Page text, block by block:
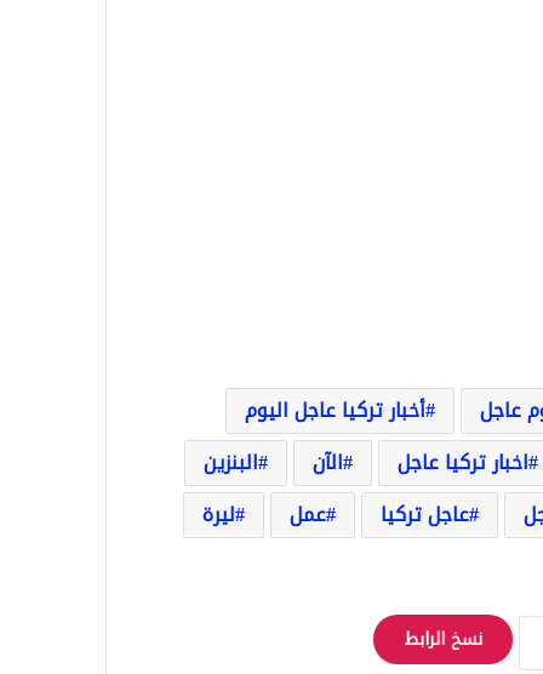
عاجل
أخبار تركيا عاجل اليوم
اخبار تركيا عاجل الآن
البنزين
عاجل تركيا عمل
ليرة
نسخ الرابط